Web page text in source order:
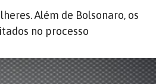
Além de Bolsonaro, os
no processo